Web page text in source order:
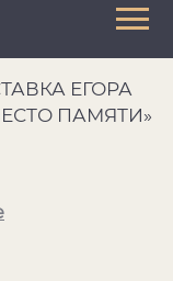
ЕГОРА
ПАМЯТИ»